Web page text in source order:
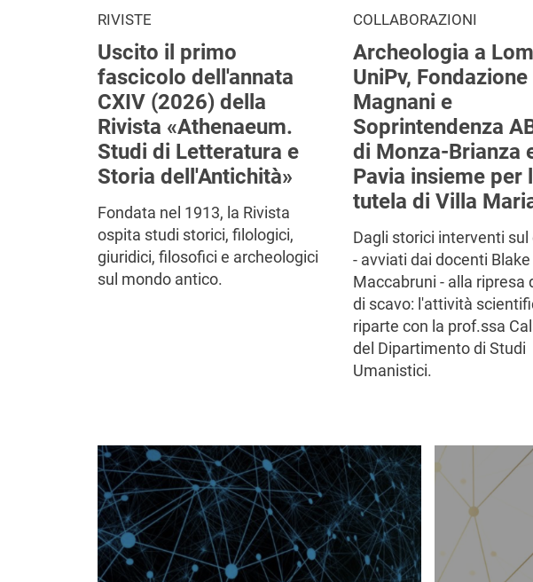
RIVISTE
Uscito il primo
fascicolo dell'annata
CXIV (2026) della
Rivista «Athenaeum.
Studi di Letteratura e
Storia dell'Antichità»
Fondata nel 1913, la Rivista
ospita studi storici, filologici,
giuridici, filosofici e archeologici
sul mondo antico.
COLLABORAZIONI
Archeologia a
UniPv, Fondazione
Magnani e
Soprintendenza
di Monza-Brianza
Pavia insieme per
tutela di Villa
Dagli storici interventi
- avviati dai docenti Blake
Maccabruni - alla ripresa
di scavo: l'attività
riparte con la prof.ssa
del Dipartimento di Studi
Umanistici.
Image